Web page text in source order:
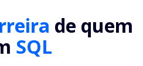
de quem
SQL